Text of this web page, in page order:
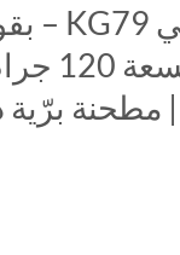
مطحنة برّية